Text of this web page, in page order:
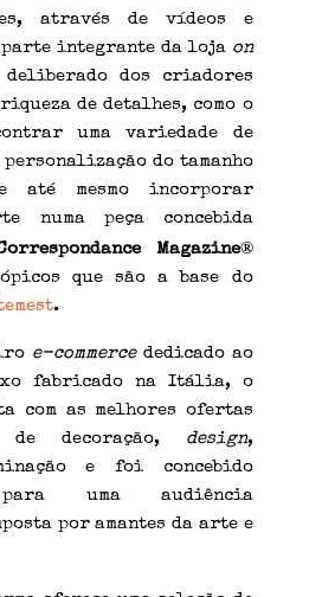
através de vídeos e
parte integrante da loja on
deliberado dos criadores
de detalhes, como o
uma variedade de
do tamanho
até mesmo incorporar
numa peça concebida
Magazine®
que são a base do
.
e-commercededicado ao
fabricado na Itália, o
com as melhores ofertas
de decoração, design,
e foi concebido
para uma audiência
por amantes da arte e